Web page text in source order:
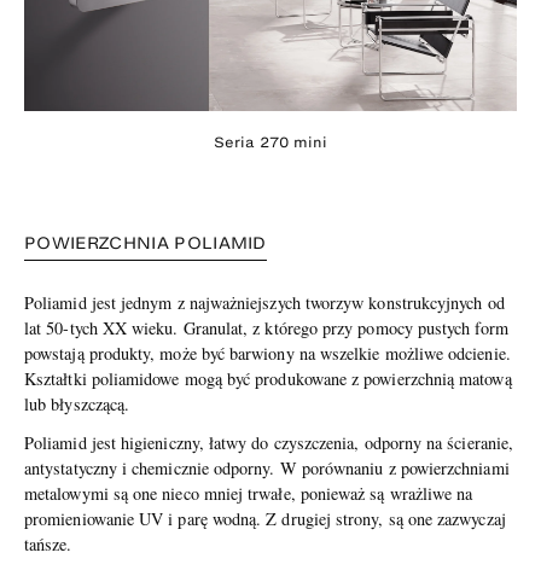
Seria 270 mini
POWIERZCHNIA POLIAMID
Poliamid jest jednym z najważniejszych tworzyw konstrukcyjnych od
lat 50-tych XX wieku. Granulat, z którego przy pomocy pustych form
powstają produkty, może być barwiony na wszelkie możliwe odcienie.
Kształtki poliamidowe mogą być produkowane z powierzchnią matową
lub błyszczącą.
Poliamid jest higieniczny, łatwy do czyszczenia, odporny na ścieranie,
antystatyczny i chemicznie odporny. W porównaniu z powierzchniami
metalowymi są one nieco mniej trwałe, ponieważ są wrażliwe na
promieniowanie UV i parę wodną. Z drugiej strony, są one zazwyczaj
tańsze.